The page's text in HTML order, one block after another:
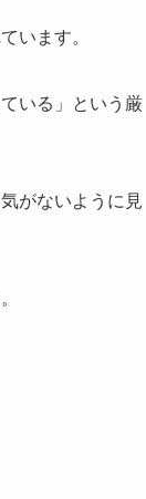
います。
いる」という厳
がないように見